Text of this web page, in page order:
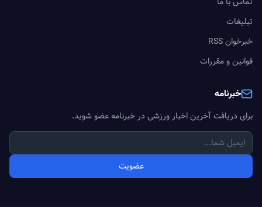
تبلیغات
خبرخوان RSS
قوانین و مقررات
خبرنامه
برای دریافت آخرین اخبار ورزشی در خبرنامه عضو شوید.
عضویت